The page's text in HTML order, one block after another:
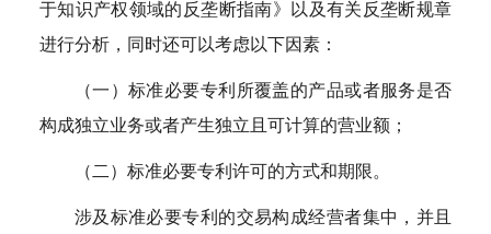
于知识产权领域的反垄断指南》以及有关反垄断规章
进行分析，同时还可以考虑以下因素：
（一）标准必要专利所覆盖的产品或者服务是否
构成独立业务或者产生独立且可计算的营业额；
（二）标准必要专利许可的方式和期限。
涉及标准必要专利的交易构成经营者集中，并且